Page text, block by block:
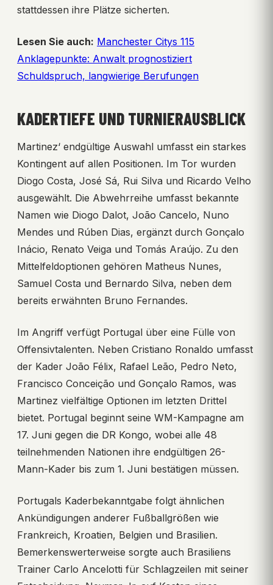
stattdessen ihre Plätze sicherten.
Lesen Sie auch: Manchester Citys 115
Anklagepunkte: Anwalt prognostiziert
Schuldspruch, langwierige Berufungen
KADERTIEFE UND TURNIERAUSBLICK
Martinez‘ endgültige Auswahl umfasst ein starkes
Kontingent auf allen Positionen. Im Tor wurden
Diogo Costa, José Sá, Rui Silva und Ricardo Velho
ausgewählt. Die Abwehrreihe umfasst bekannte
Namen wie Diogo Dalot, João Cancelo, Nuno
Mendes und Rúben Dias, ergänzt durch Gonçalo
Inácio, Renato Veiga und Tomás Araújo. Zu den
Mittelfeldoptionen gehören Matheus Nunes,
Samuel Costa und Bernardo Silva, neben dem
bereits erwähnten Bruno Fernandes.
Im Angriff verfügt Portugal über eine Fülle von
Offensivtalenten. Neben Cristiano Ronaldo umfasst
der Kader João Félix, Rafael Leão, Pedro Neto,
Francisco Conceição und Gonçalo Ramos, was
Martinez vielfältige Optionen im letzten Drittel
bietet. Portugal beginnt seine WM-Kampagne am
17. Juni gegen die DR Kongo, wobei alle 48
teilnehmenden Nationen ihre endgültigen 26-
Mann-Kader bis zum 1. Juni bestätigen müssen.
Portugals Kaderbekanntgabe folgt ähnlichen
Ankündigungen anderer Fußballgrößen wie
Frankreich, Kroatien, Belgien und Brasilien.
Bemerkenswerterweise sorgte auch Brasiliens
Trainer Carlo Ancelotti für Schlagzeilen mit seiner